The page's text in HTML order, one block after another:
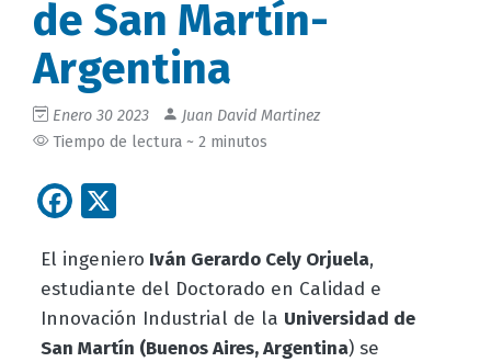
de San Martín-
Argentina
Enero 30 2023
Juan David Martinez
Tiempo de lectura ~ 2 minutos
Facebook
El ingeniero Iván Gerardo Cely Orjuela,
estudiante del Doctorado en Calidad e
Innovación Industrial de la Universidad de
San Martín (Buenos Aires, Argentina) se